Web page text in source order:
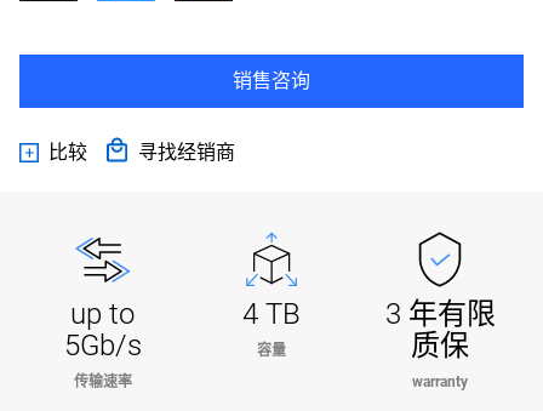
销售咨询
比较 寻找经销商
up to
5Gb/s
传输速率
4 TB
容量
3 年有限
质保
warranty